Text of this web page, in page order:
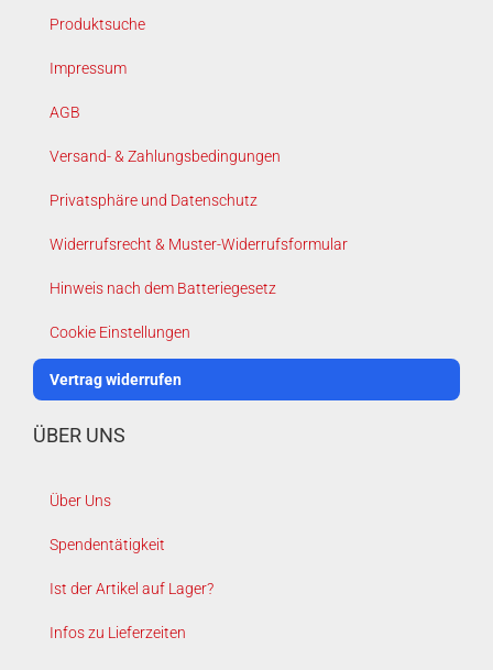
Produktsuche
Impressum
AGB
Versand- & Zahlungsbedingungen
Privatsphäre und Datenschutz
Widerrufsrecht & Muster-Widerrufsformular
Hinweis nach dem Batteriegesetz
Cookie Einstellungen
Vertrag widerrufen
ÜBER UNS
Über Uns
Spendentätigkeit
Ist der Artikel auf Lager?
Infos zu Lieferzeiten